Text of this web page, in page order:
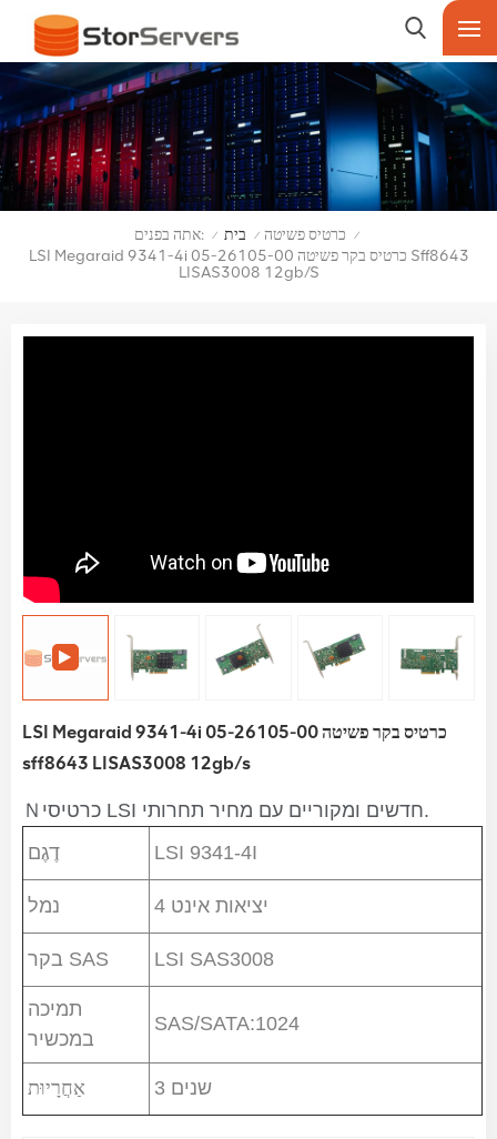
אתה בפנים: / בית / כרטיס פשיטה /
LSI Megaraid 9341-4i 05-26105-00 כרטיס בקר פשיטה Sff8643
LISAS3008 12gb/s
LSI Megaraid 9341-4i 05-26105-00 כרטיס בקר פשיטה
sff8643 LISAS3008 12gb/s
Ｎכרטיסי LSI חדשים ומקוריים עם מחיר תחרותי.
דֶגֶם
LSI 9341-4I
נמל 4 יציאות אינט
בקר SAS LSI SAS3008
תמיכה
במכשיר
SAS/SATA:1024
אַחֲרָיוּת 3 שנים